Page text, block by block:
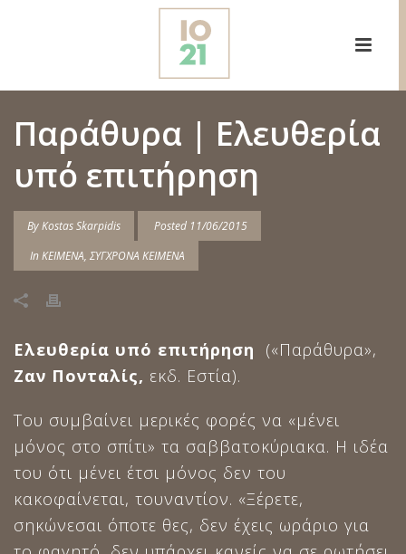
Παράθυρα | Ελευθερία
υπό επιτήρηση
ByKostas Skarpidis Posted 11/06/2015
InΚΕΙΜΕΝΑ, ΣΥΓΧΡΟΝΑ ΚΕΙΜΕΝΑ
Ελευθερία υπό επιτήρηση («Παράθυρα»,
Ζαν Πονταλίς, εκδ. Εστία).
Του συμβαίνει μερικές φορές να «μένει
μόνος στο σπίτι» τα σαββατοκύριακα. Η ιδέα
του ότι μένει έτσι μόνος δεν του
κακοφαίνεται, τουναντίον. «Ξέρετε,
σηκώνεσαι όποτε θες, δεν έχεις ωράριο για